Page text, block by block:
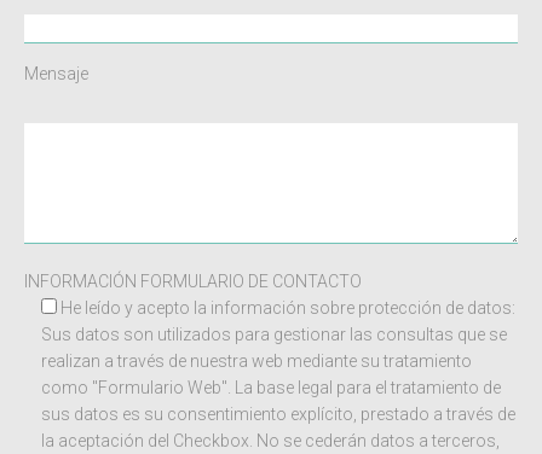
Mensaje
INFORMACIÓN FORMULARIO DE CONTACTO
He leído y acepto la información sobre protección de datos:
Sus datos son utilizados para gestionar las consultas que se
realizan a través de nuestra web mediante su tratamiento
como "Formulario Web". La base legal para el tratamiento de
sus datos es su consentimiento explícito, prestado a través de
la aceptación del Checkbox. No se cederán datos a terceros,